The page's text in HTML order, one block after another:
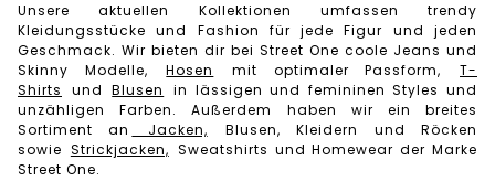
Unsere aktuellen Kollektionen umfassen trendy
Kleidungsstücke und Fashion für jede Figur und jeden
Geschmack. Wir bieten dir bei Street One coole Jeans und
Skinny Modelle,
Hosen mit optimaler Passform,
T-
Shirts
und Blusen
in lässigen und femininen Styles und
unzähligen Farben. Außerdem haben wir ein breites
Sortiment an
Jacken,
Blusen, Kleidern und Röcken
sowie Strickjacken, Sweatshirts und Homewear der Marke
Street One.